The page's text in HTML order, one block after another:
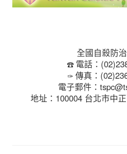
全國自殺防
☎ 電話：
✑ 傳真：
電子郵件：
地址：100004 台北市中